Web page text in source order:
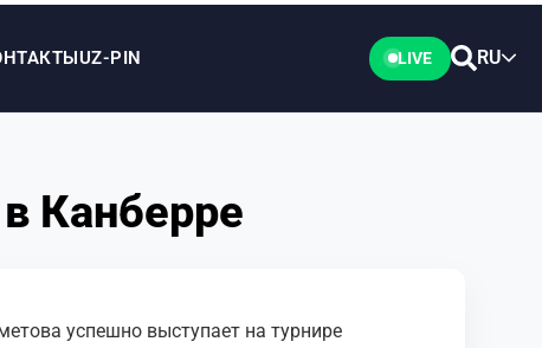
UZ-PIN LIVE RU
Канберре
успешно выступает на турнире